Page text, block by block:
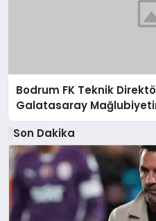
Bodrum FK Teknik
Galatasaray
Son Dakika